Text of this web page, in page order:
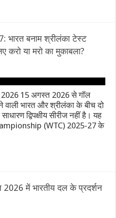
भारत बनाम श्रीलंका टेस्ट
करो या मरो का मुकाबला?
15 अगस्त 2026 से गॉल
वाली भारत और श्रीलंका के बीच दो
द्विपक्षीय सीरीज नहीं है। यह
(WTC) 2025-27 के
2026 में भारतीय दल के प्रदर्शन